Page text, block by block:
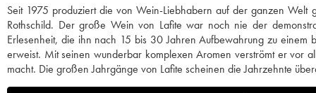
Seit 1975 produziert die von Wein-Liebhabern auf der ganzen
Rothschild. Der große Wein von Lafite war noch nie der
Erlesenheit, die ihn nach 15 bis 30 Jahren Aufbewahrung zu
erweist. Mit seinen wunderbar komplexen Aromen verströmt er vor
macht. Die großen Jahrgänge von Lafite scheinen die Jahrzehnte